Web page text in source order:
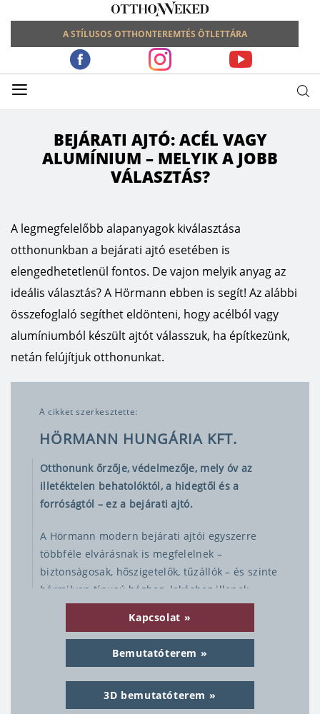
A STÍLUSOS OTTHONTEREMTÉS ÖTLETTÁRA
≡
BEJÁRATI AJTÓ: ACÉL VAGY
ALUMÍNIUM – MELYIK A JOBB
VÁLASZTÁS?
A legmegfelelőbb alapanyagok kiválasztása
otthonunkban a bejárati ajtó esetében is
elengedhetetlenül fontos. De vajon melyik anyag az
ideális választás? A Hörmann ebben is segít! Az alábbi
összefoglaló segíthet eldönteni, hogy acélból vagy
alumíniumból készült ajtót válasszuk, ha építkezünk,
netán felújítjuk otthonunkat.
A cikket szerkesztette:
HÖRMANN HUNGÁRIA KFT.
Otthonunk őrzője, védelmezője, mely óv az
illetéktelen behatolóktól, a hidegtől és a
forróságtól – ez a bejárati ajtó.
A Hörmann modern bejárati ajtói egyszerre
többféle elvárásnak is megfelelnek –
biztonságosak, hőszigetelők, tűzállók – és szinte
bármilyen típusú házhoz, lakáshoz illenek.
Ugyanilyen fontos a garázskapu, amely szintén
egy hosszú távú beruházás, általában
évtizedekre választjuk. A bejárati ajtóhoz
hasonlóan a garázskapu befolyásolja többek közt
az otthon biztonságát, a ház esztétikáját és a
kiadásokat. A tökéletes otthonképet úgy érhetjük
Kapcsolat
Bemutatóterem
3D bemutatóterem